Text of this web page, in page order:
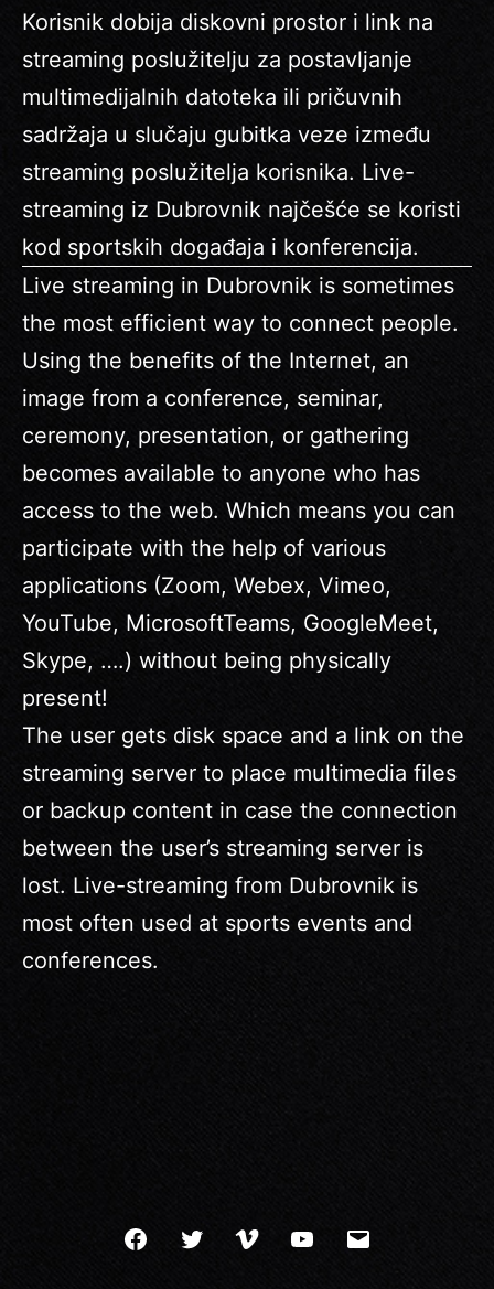
Korisnik dobija diskovni prostor i link na
streaming poslužitelju za postavljanje
multimedijalnih datoteka ili pričuvnih
sadržaja u slučaju gubitka veze između
streaming poslužitelja korisnika. Live-
streaming iz Dubrovnik najčešće se koristi
kod sportskih događaja i konferencija.
Live streaming in Dubrovnik is sometimes
the most efficient way to connect people.
Using the benefits of the Internet, an
image from a conference, seminar,
ceremony, presentation, or gathering
becomes available to anyone who has
access to the web. Which means you can
participate with the help of various
applications (Zoom, Webex, Vimeo,
YouTube, MicrosoftTeams, GoogleMeet,
Skype, ….) without being physically
present!
The user gets disk space and a link on the
streaming server to place multimedia files
or backup content in case the connection
between the user’s streaming server is
lost. Live-streaming from Dubrovnik is
most often used at sports events and
conferences.
FacebookTwitter Vimeo YouTube